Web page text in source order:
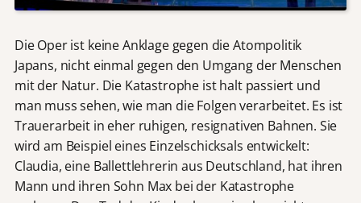
Die Oper ist keine Anklage gegen die Atompolitik
Japans, nicht einmal gegen den Umgang der Menschen
mit der Natur. Die Katastrophe ist halt passiert und
man muss sehen, wie man die Folgen verarbeitet. Es ist
Trauerarbeit in eher ruhigen, resignativen Bahnen. Sie
wird am Beispiel eines Einzelschicksals entwickelt:
Claudia, eine Ballettlehrerin aus Deutschland, hat ihren
Mann und ihren Sohn Max bei der Katastrophe